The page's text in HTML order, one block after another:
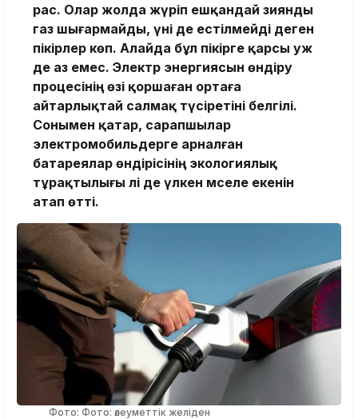
рас. Олар жолда жүріп ешқандай зиянды
газ шығармайды, үні де естілмейді деген
пікірлер көп. Алайда бұл пікірге қарсы уәж
де аз емес. Электр энергиясын өндіру
процесінің өзі қоршаған ортаға
айтарлықтай салмақ түсіретіні белгілі.
Сонымен қатар, сарапшылар
электромобильдерге арналған
батареялар өндірісінің экологиялық
тұрақтылығы әлі де үлкен мәселе екенін
атап өтті.
Фото: Фото: әлеуметтік желіден